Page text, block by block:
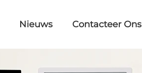
Nieuws Contacteer Ons